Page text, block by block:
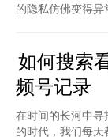
的隐私仿佛变得异
如何搜索
频号记录
在时间的长河中寻
的时代，我们每天